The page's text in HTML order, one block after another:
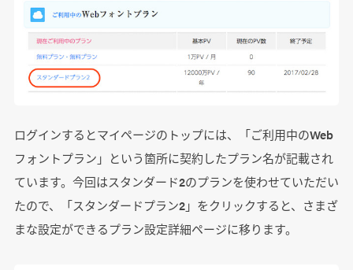
ログインするとマイページのトップには、「ご利用中のWeb
フォントプラン」という箇所に契約したプラン名が記載され
ています。今回はスタンダード2のプランを使わせていただい
たので、「スタンダードプラン2」をクリックすると、さまざ
まな設定ができるプラン設定詳細ページに移ります。